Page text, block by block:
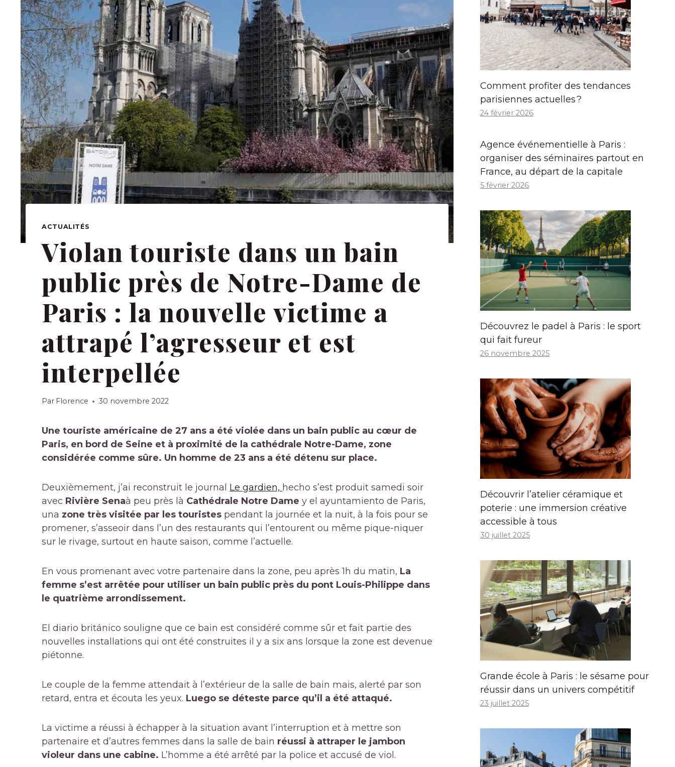
ACTUALITÉS
Violan touriste dans un bain
public près de Notre-Dame de
Paris : la nouvelle victime a
attrapé l’agresseur et est
interpellée
Par Florence 30 novembre 2022
Une touriste américaine de 27 ans a été violée dans un bain public au cœur de
Paris, en bord de Seine et à proximité de la cathédrale Notre-Dame, zone
considérée comme sûre. Un homme de 23 ans a été détenu sur place.
Deuxièmement, j’ai reconstruit le journal Le gardien, hecho s’est produit samedi soir
avec Rivière Senaà peu près là Cathédrale Notre Dame y el ayuntamiento de Paris,
una zone très visitée par les touristes pendant la journée et la nuit, à la fois pour se
promener, s’asseoir dans l’un des restaurants qui l’entourent ou même pique-niquer
sur le rivage, surtout en haute saison, comme l’actuelle.
En vous promenant avec votre partenaire dans la zone, peu après 1h du matin, La
femme s’est arrêtée pour utiliser un bain public près du pont Louis-Philippe dans
le quatrième arrondissement.
El diario británico souligne que ce bain est considéré comme sûr et fait partie des
nouvelles installations qui ont été construites il y a six ans lorsque la zone est devenue
piétonne.
Le couple de la femme attendait à l’extérieur de la salle de bain mais, alerté par son
retard, entra et écouta les yeux. Luego se déteste parce qu’il a été attaqué.
La victime a réussi à échapper à la situation avant l’interruption et à mettre son
partenaire et d’autres femmes dans la salle de bain réussi à attraper le jambon
violeur dans une cabine. L’homme a été arrêté par la police et accusé de viol.
Comment profiter des tendances
parisiennes actuelles ?
24 février 2026
Agence événementielle à Paris :
organiser des séminaires partout en
France, au départ de la capitale
5 février 2026
Découvrez le padel à Paris : le sport
qui fait fureur
26 novembre 2025
Découvrir l’atelier céramique et
poterie : une immersion créative
accessible à tous
30 juillet 2025
Grande école à Paris : le sésame pour
réussir dans un univers compétitif
23 juillet 2025